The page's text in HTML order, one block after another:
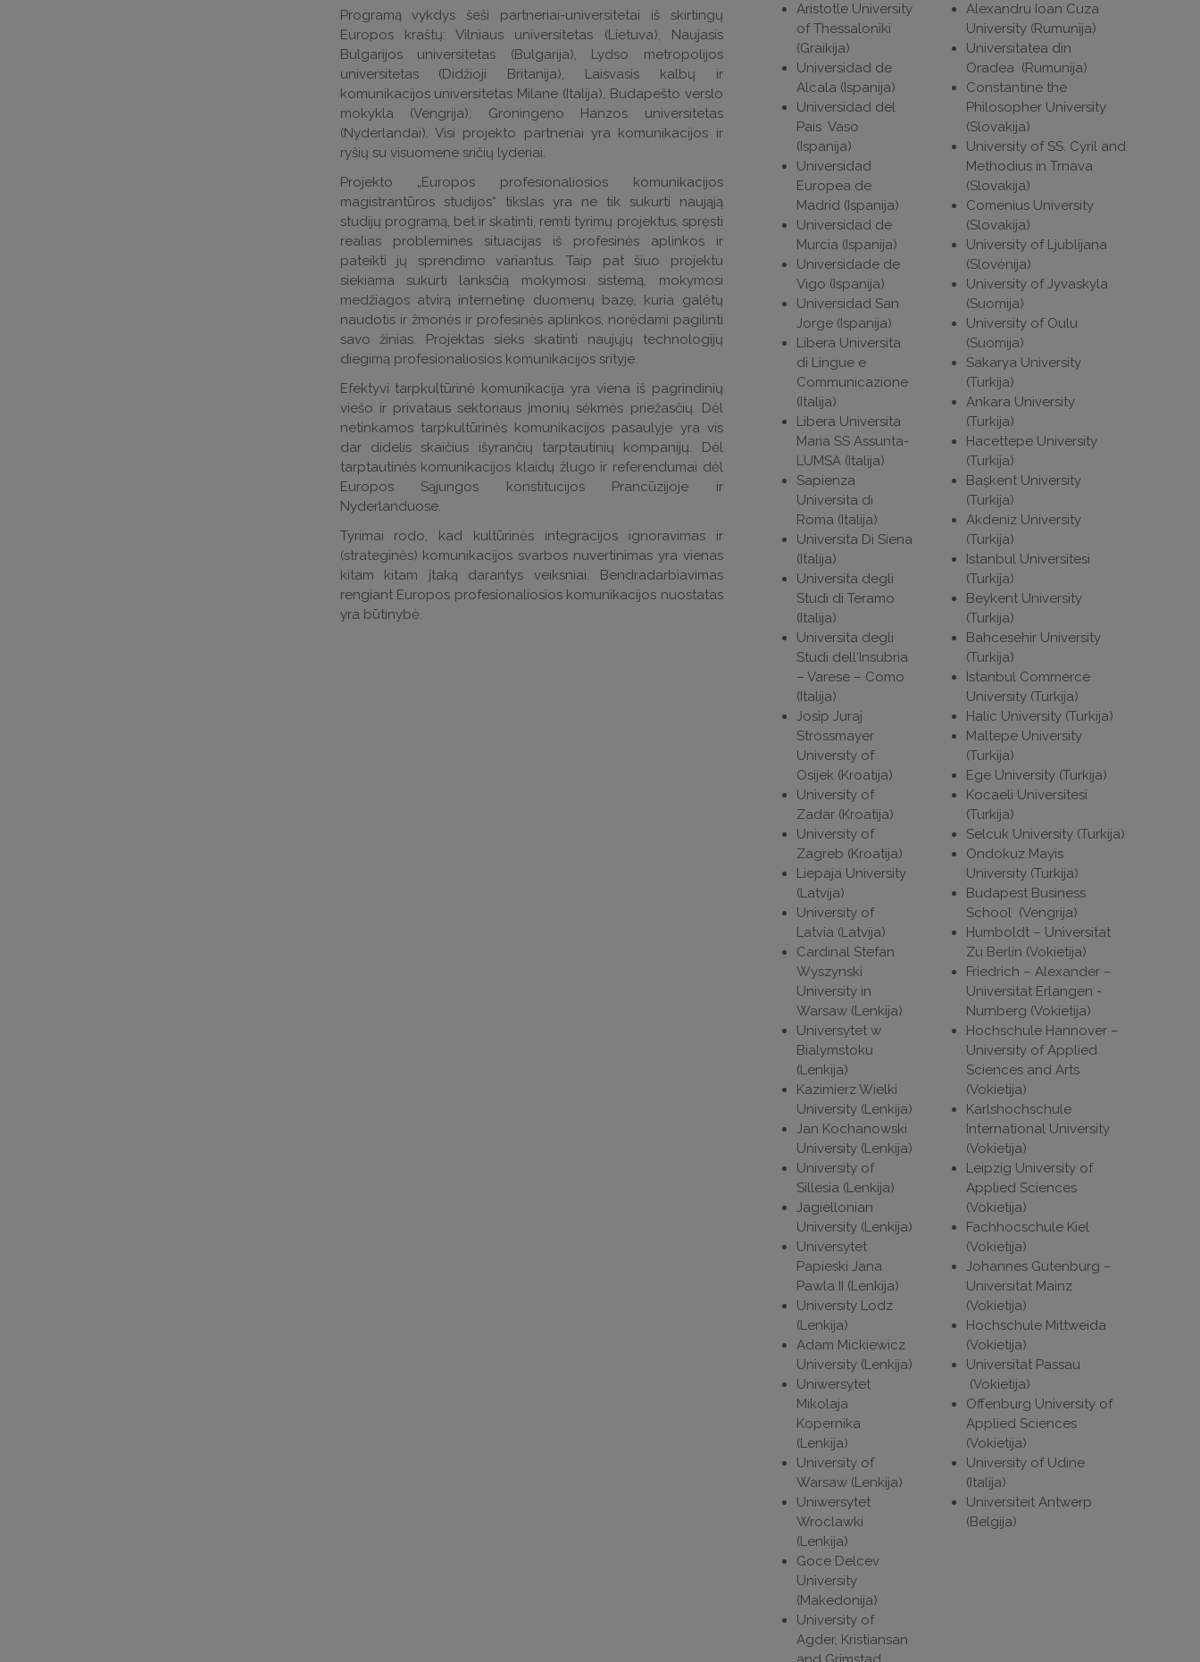
Programą vykdys šeši partneriai-universitetai iš skirtingų
Europos kraštų: Vilniaus universitetas (Lietuva), Naujasis
Bulgarijos universitetas (Bulgarija), Lydso metropolijos
universitetas (Didžioji Britanija), Laisvasis kalbų ir
komunikacijos universitetas Milane (Italija), Budapešto verslo
mokykla (Vengrija), Groningeno Hanzos universitetas
(Nyderlandai). Visi projekto partneriai yra komunikacijos ir
ryšių su visuomene sričių lyderiai.
Projekto „Europos profesionaliosios komunikacijos
magistrantūros studijos“ tikslas yra ne tik sukurti naująją
studijų programą, bet ir skatinti, remti tyrimų projektus, spręsti
realias problemines situacijas iš profesinės aplinkos ir
pateikti jų sprendimo variantus. Taip pat šiuo projektu
siekiama sukurti lanksčią mokymosi sistemą, mokymosi
medžiagos atvirą internetinę duomenų bazę, kuria galėtų
naudotis ir žmonės ir profesinės aplinkos, norėdami pagilinti
savo žinias. Projektas sieks skatinti naujųjų technologijų
diegimą profesionaliosios komunikacijos srityje.
Efektyvi tarpkultūrinė komunikacija yra viena iš pagrindinių
viešo ir privataus sektoriaus įmonių sėkmės priežasčių. Dėl
netinkamos tarpkultūrinės komunikacijos pasaulyje yra vis
dar didelis skaičius išyrančių tarptautinių kompanijų. Dėl
tarptautinės komunikacijos klaidų žlugo ir referendumai dėl
Europos Sąjungos konstitucijos Prancūzijoje ir
Nyderlanduose.
Tyrimai rodo, kad kultūrinės integracijos ignoravimas ir
(strateginės) komunikacijos svarbos nuvertinimas yra vienas
kitam kitam įtaką darantys veiksniai. Bendradarbiavimas
rengiant Europos profesionaliosios komunikacijos nuostatas
yra būtinybė.
Aristotle University
of Thessaloniki
(Graikija)
Universidad de
Alcala (Ispanija)
Universidad del
Pais Vaso
(Ispanija)
Universidad
Europea de
Madrid (Ispanija)
Universidad de
Murcia (Ispanija)
Universidade de
Vigo (Ispanija)
Universidad San
Jorge (Ispanija)
Libera Universita
di Lingue e
Communicazione
(Italija)
Libera Universita
Maria SS Assunta-
LUMSA (Italija)
Sapienza
Universita di
Roma (Italija)
Universita Di Siena
(Italija)
Universita degli
Studi di Teramo
(Italija)
Universita degli
Studi dell‘Insubria
– Varese – Como
(Italija)
Josip Juraj
Strossmayer
University of
Osijek (Kroatija)
University of
Zadar (Kroatija)
University of
Zagreb (Kroatija)
Liepaja University
(Latvija)
University of
Latvia (Latvija)
Cardinal Stefan
Wyszynski
University in
Warsaw (Lenkija)
Universytet w
Bialymstoku
(Lenkija)
Kazimierz Wielki
University (Lenkija)
Jan Kochanowski
University (Lenkija)
University of
Sillesia (Lenkija)
Jagiellonian
University (Lenkija)
Universytet
Papieski Jana
Pawla II (Lenkija)
University Lodz
(Lenkija)
Adam Mickiewicz
University (Lenkija)
Uniwersytet
Mikolaja
Kopernika
(Lenkija)
University of
Warsaw (Lenkija)
Uniwersytet
Wroclawki
(Lenkija)
Goce Delcev
University
(Makedonija)
University of
Agder, Kristiansan
Alexandru Ioan Cuza
University (Rumunija)
Universitatea din
Oradea (Rumunija)
Constantine the
Philosopher University
(Slovakija)
University of SS. Cyril and
Methodius in Trnava
(Slovakija)
Comenius University
(Slovakija)
University of Ljublijana
(Slovėnija)
University of Jyvaskyla
(Suomija)
University of Oulu
(Suomija)
Sakarya University
(Turkija)
Ankara University
(Turkija)
Hacettepe University
(Turkija)
Başkent University
(Turkija)
Akdeniz University
(Turkija)
Istanbul Universitesi
(Turkija)
Beykent University
(Turkija)
Bahcesehir University
(Turkija)
Istanbul Commerce
University (Turkija)
Halic University (Turkija)
Maltepe University
(Turkija)
Ege University (Turkija)
Kocaeli Universitesi
(Turkija)
Selcuk University (Turkija)
Ondokuz Mayis
University (Turkija)
Budapest Business
School (Vengrija)
Humboldt – Universitat
Zu Berlin (Vokietija)
Friedrich – Alexander –
Universitat Erlangen -
Nurnberg (Vokietija)
Hochschule Hannover –
University of Applied
Sciences and Arts
(Vokietija)
Karlshochschule
International University
(Vokietija)
Leipzig University of
Applied Sciences
(Vokietija)
Fachhocschule Kiel
(Vokietija)
Johannes Gutenburg –
Universitat Mainz
(Vokietija)
Hochschule Mittweida
(Vokietija)
Universitat Passau
(Vokietija)
Offenburg University of
Applied Sciences
(Vokietija)
University of Udine
(Italija)
Universiteit Antwerp
(Belgija)